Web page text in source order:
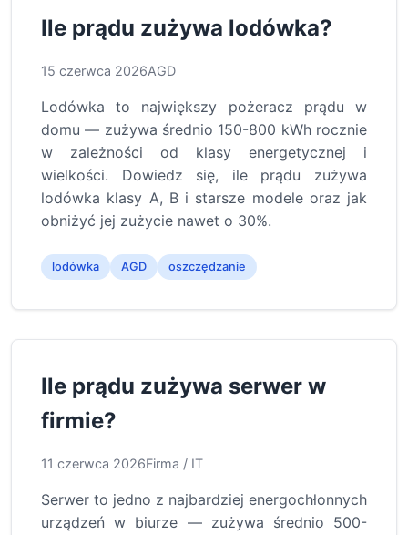
Ile prądu zużywa lodówka?
15 czerwca 2026AGD
Lodówka to największy pożeracz prądu w
domu — zużywa średnio 150-800 kWh rocznie
w zależności od klasy energetycznej i
wielkości. Dowiedz się, ile prądu zużywa
lodówka klasy A, B i starsze modele oraz jak
obniżyć jej zużycie nawet o 30%.
lodówka AGD oszczędzanie
Ile prądu zużywa serwer w
firmie?
11 czerwca 2026Firma / IT
Serwer to jedno z najbardziej energochłonnych
urządzeń w biurze — zużywa średnio 500-